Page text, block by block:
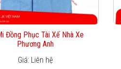
Đồng Phục Tài Xế Nhà Xe
Phương Anh
Giá: Liên hệ